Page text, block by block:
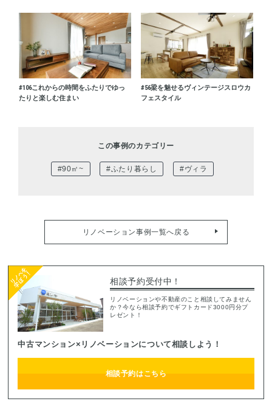
#106これからの時間をふたりでゆっ
たりと楽しむ住まい
#56梁を魅せるヴィンテージスロウカ
フェスタイル
この事例のカテゴリー
#90㎡~ #ふたり暮らし #ヴィラ
リノベーション事例一覧へ戻る
相談予約受付中！
リノベーションや不動産のこと相談してみません
か？今なら相談予約でギフトカード3000円分プ
レゼント！
中古マンション×リノベーションについて相談しよう！
相談予約はこちら